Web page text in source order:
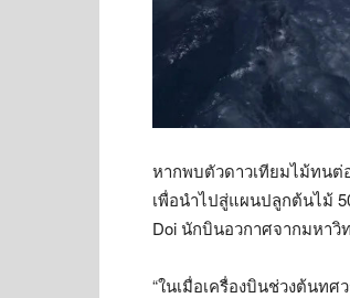
หากพบตัวดาวเทียมไม้ทนต่
เพื่อนำไปสู่แผนปลูกต้นไม้
Doi นักบินอวกาศจากมหาวิ
“ในเมื่อเครื่องบินช่วงต้นทศ